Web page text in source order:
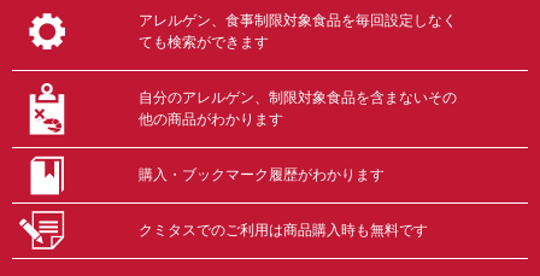
アレルゲン、食事制限対象食品を毎回設定しなく
ても検索ができます
自分のアレルゲン、制限対象食品を含まないその
他の商品がわかります
購入・ブックマーク履歴がわかります
クミタスでのご利用は商品購入時も無料です